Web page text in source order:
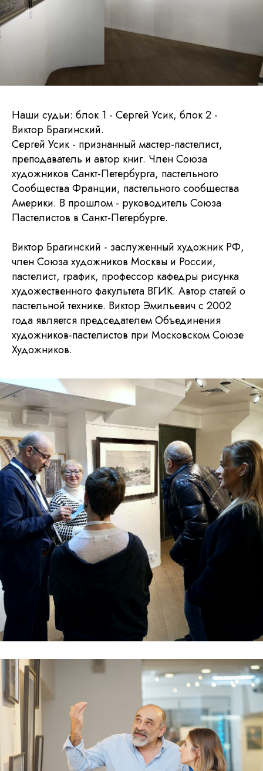
Наши судьи: блок 1 - Сергей Усик, блок 2 -
Виктор Брагинский.
Сергей Усик - признанный мастер-пастелист,
преподаватель и автор книг. Член Союза
художников Санкт-Петербурга, пастельного
Сообщества Франции, пастельного сообщества
Америки. В прошлом - руководитель Союза
Пастелистов в Санкт-Петербурге.
Виктор Брагинский - заслуженный художник РФ,
член Союза художников Москвы и России,
пастелист, график, профессор кафедры рисунка
художественного факультета ВГИК. Автор статей о
пастельной технике. Виктор Эмильевич с 2002
года является председателем Объединения
художников-пастелистов при Московском Союзе
Художников.